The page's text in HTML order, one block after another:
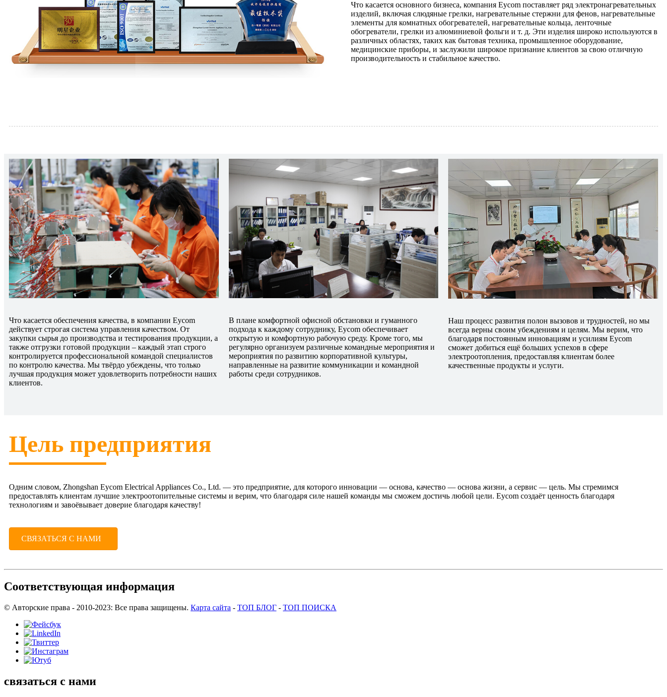
Что касается основного бизнеса, компания Eycom поставляет ряд электронагревательных
изделий, включая слюдяные грелки, нагревательные стержни для фенов, нагревательные
элементы для комнатных обогревателей, нагревательные кольца, ленточные
обогреватели, грелки из алюминиевой фольги и т. д. Эти изделия широко используются в
различных областях, таких как бытовая техника, промышленное оборудование,
медицинские приборы, и заслужили широкое признание клиентов за свою отличную
производительность и стабильное качество.
Что касается обеспечения качества, в компании Eycom
действует строгая система управления качеством. От
закупки сырья до производства и тестирования продукции, а
также отгрузки готовой продукции – каждый этап строго
контролируется профессиональной командой специалистов
по контролю качества. Мы твёрдо убеждены, что только
лучшая продукция может удовлетворить потребности наших
клиентов.
В плане комфортной офисной обстановки и гуманного
подхода к каждому сотруднику, Eycom обеспечивает
открытую и комфортную рабочую среду. Кроме того, мы
регулярно организуем различные командные мероприятия и
мероприятия по развитию корпоративной культуры,
направленные на развитие коммуникации и командной
работы среди сотрудников.
Наш процесс развития полон вызовов и трудностей, но мы
всегда верны своим убеждениям и целям. Мы верим, что
благодаря постоянным инновациям и усилиям Eycom
сможет добиться ещё больших успехов в сфере
электроотопления, предоставляя клиентам более
качественные продукты и услуги.
Цель предприятия
Одним словом, Zhongshan Eycom Electrical Appliances Co., Ltd. — это предприятие, для которого инновации — основа, качество — основа жизни, а сервис — цель. Мы стремимся
предоставлять клиентам лучшие электроотопительные системы и верим, что благодаря силе нашей команды мы сможем достичь любой цели. Eycom создаёт ценность благодаря
технологиям и завоёвывает доверие благодаря качеству!
СВЯЗАТЬСЯ С НАМИ
Соответствующая информация
© Авторские права - 2010-2023: Все права защищены. Карта сайта - ТОП БЛОГ - ТОП ПОИСКА
связаться с нами